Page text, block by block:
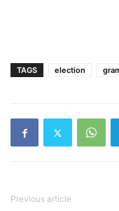
TAGS election
Previous article